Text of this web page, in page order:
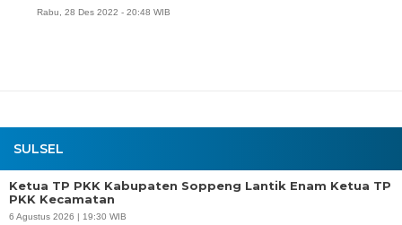
SULSEL
Ketua TP PKK Kabupaten Soppeng Lantik Enam Ketua TP
PKK Kecamatan
6 Agustus 2026 | 19:30 WIB
Rabu, 28 Des 2022 - 20:48 WIB